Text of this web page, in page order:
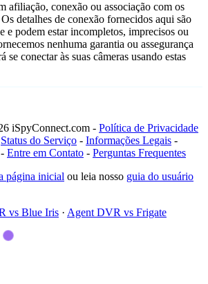
afiliação, conexão ou associação com os
detalhes de conexão fornecidos aqui são
e podem estar incompletos, imprecisos ou
nenhuma garantia ou assegurança
se conectar às suas câmeras usando estas
iSpyConnect.com - Política de Privacidade
Status do Serviço - Informações Legais -
- Entre em Contato - Perguntas Frequentes
página inicial ou leia nosso guia do usuário
vs Blue Iris · Agent DVR vs Frigate